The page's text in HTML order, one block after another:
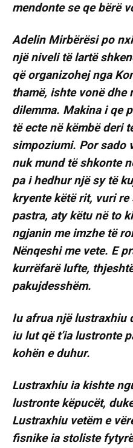
mendonte se qe bërë
Adelin Mirbërësi po
një niveli të lartë
që organizohej nga
thamë, ishte vonë dhe
dilemma. Makina i qe
të ecte në këmbë deri
simpoziumi. Por sado
nuk mund të shkonte
pa i hedhur një sy të
kryente këtë rit, vuri
pastra, aty këtu në to
ngjanin me imzhe të
Nënqeshi me vete. E
kurrëfarë lufte,
pakujdesshëm.
Iu afrua një lustraxhiu
iu lut që t’ia lustronte
kohën e duhur.
Lustraxhiu ia kishte
lustronte këpucët,
Lustraxhiu vetëm e
fisnike ia stoliste